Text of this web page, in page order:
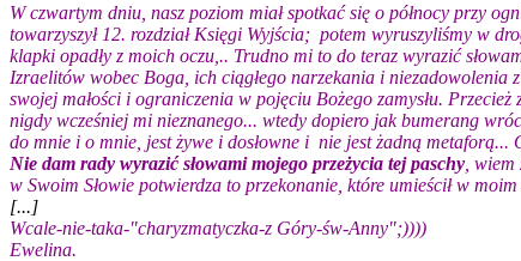
W czwartym dniu, nasz poziom miał spotkać się o północy przy
towarzyszył 12. rozdział Księgi Wyjścia; potem wyruszyliśmy w
klapki opadły z moich oczu,.. Trudno mi to do teraz wyrazić
Izraelitów wobec Boga, ich ciągłego narzekania i niezadowolenia
swojej małości i ograniczenia w pojęciu Bożego zamysłu.
nigdy wcześniej mi nieznanego... wtedy dopiero jak bumerang
do mnie i o mnie, jest żywe i dosłowne i nie jest żadną metaforą...
Nie dam rady wyrazić słowami mojego przeżycia tej paschy ,
w Swoim Słowie potwierdza to przekonanie, które umieścił w
[...]
Wcale-nie-taka-"charyzmatyczka-z Góry-św-Anny";))))
Ewelina.